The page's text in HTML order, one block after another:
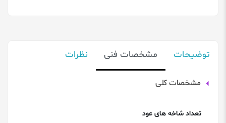
توضیحات مشخصات فنی نظرات
مشخصات کلی
تعداد شاخه های عود